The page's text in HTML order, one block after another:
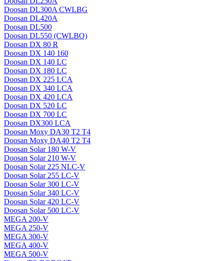
Doosan DL300A CWLBG
Doosan DL420A
Doosan DL500
Doosan DL550 (CWLBO)
Doosan DX 80 R
Doosan DX 140 160
Doosan DX 140 LC
Doosan DX 180 LC
Doosan DX 225 LCA
Doosan DX 340 LCA
Doosan DX 420 LCA
Doosan DX 520 LC
Doosan DX 700 LC
Doosan DX300 LCA
Doosan Moxy DA30 T2 T4
Doosan Moxy DA40 T2 T4
Doosan Solar 180 W-V
Doosan Solar 210 W-V
Doosan Solar 225 NLC-V
Doosan Solar 255 LC-V
Doosan Solar 300 LC-V
Doosan Solar 340 LC-V
Doosan Solar 420 LC-V
Doosan Solar 500 LC-V
MEGA 200-V
MEGA 250-V
MEGA 300-V
MEGA 400-V
MEGA 500-V